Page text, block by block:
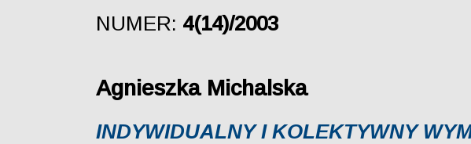
NUMER: 4(14)/2003
Agnieszka Michalska
INDYWIDUALNY I KOLEKTYWNY